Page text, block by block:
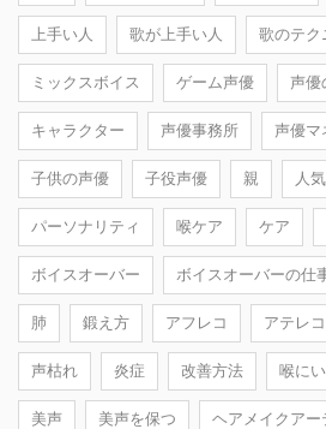
上手い人 歌が上手い人 歌のテク
ミックスボイス ゲーム声優 声優
キャラクター 声優事務所 声優マ
子供の声優 子役声優 親 人
パーソナリティ 喉ケア ケア
ボイスオーバー ボイスオーバーの仕
肺 鍛え方 アフレコ アテレコ
声枯れ 炎症 改善方法 喉に
美声 美声を保つ ヘアメイクアー